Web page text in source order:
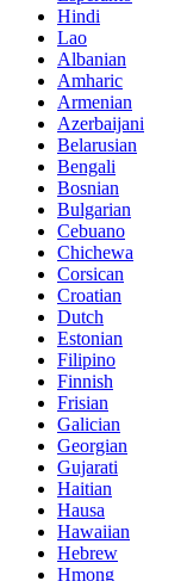
Hindi
Lao
Albanian
Amharic
Armenian
Azerbaijani
Belarusian
Bengali
Bosnian
Bulgarian
Cebuano
Chichewa
Corsican
Croatian
Dutch
Estonian
Filipino
Finnish
Frisian
Galician
Georgian
Gujarati
Haitian
Hausa
Hawaiian
Hebrew
Hmong